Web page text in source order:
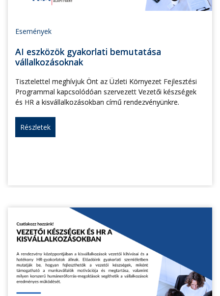
Események
AI eszközök gyakorlati bemutatása
vállalkozásoknak
Tisztelettel meghívjuk Önt az Üzleti Környezet Fejlesztési
Programmal kapcsolódóan szervezett Vezetői készségek
és HR a kisvállalkozásokban című rendezvényünkre.
Részletek